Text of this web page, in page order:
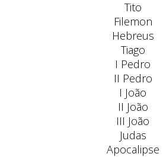
Tito
Filemon
Hebreus
Tiago
I Pedro
II Pedro
I João
II João
III João
Judas
Apocalipse